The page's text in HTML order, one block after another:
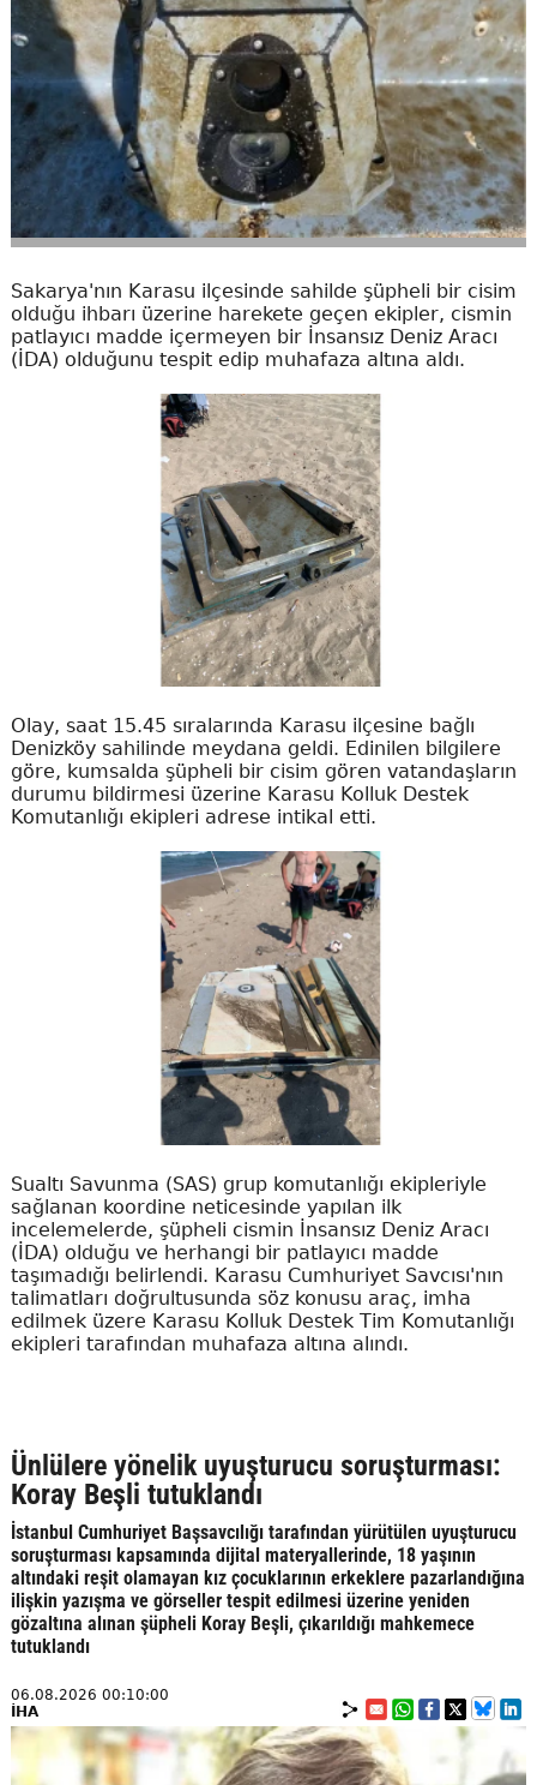
Sakarya'nın Karasu ilçesinde sahilde şüpheli bir cisim
olduğu ihbarı üzerine harekete geçen ekipler, cismin
patlayıcı madde içermeyen bir İnsansız Deniz Aracı
(İDA) olduğunu tespit edip muhafaza altına aldı.
Olay, saat 15.45 sıralarında Karasu ilçesine bağlı
Denizköy sahilinde meydana geldi. Edinilen bilgilere
göre, kumsalda şüpheli bir cisim gören vatandaşların
durumu bildirmesi üzerine Karasu Kolluk Destek
Komutanlığı ekipleri adrese intikal etti.
Sualtı Savunma (SAS) grup komutanlığı ekipleriyle
sağlanan koordine neticesinde yapılan ilk
incelemelerde, şüpheli cismin İnsansız Deniz Aracı
(İDA) olduğu ve herhangi bir patlayıcı madde
taşımadığı belirlendi. Karasu Cumhuriyet Savcısı'nın
talimatları doğrultusunda söz konusu araç, imha
edilmek üzere Karasu Kolluk Destek Tim Komutanlığı
ekipleri tarafından muhafaza altına alındı.
Ünlülere yönelik uyuşturucu soruşturması:
Koray Beşli tutuklandı
İstanbul Cumhuriyet Başsavcılığı tarafından yürütülen uyuşturucu
soruşturması kapsamında dijital materyallerinde, 18 yaşının
altındaki reşit olamayan kız çocuklarının erkeklere pazarlandığına
ilişkin yazışma ve görseller tespit edilmesi üzerine yeniden
gözaltına alınan şüpheli Koray Beşli, çıkarıldığı mahkemece
tutuklandı
06.08.2026 00:10:00
İHA